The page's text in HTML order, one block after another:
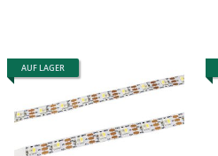
AUF LAGER